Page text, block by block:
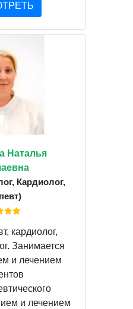
Наталья
Кардиолог,
кардиолог,
Занимается
и лечением
и лечением